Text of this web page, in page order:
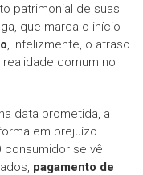
patrimonial de suas
que marca o início
, infelizmente, o atraso
comum no
data prometida, a
em prejuízo
consumidor se vê
pagamento de